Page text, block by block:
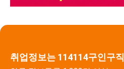
취업정보는 114114구인구직